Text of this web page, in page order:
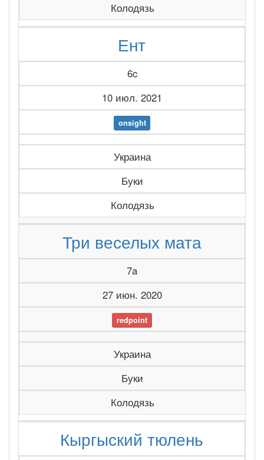
Колодязь
Ент
6c
10 июл. 2021
onsight
Украина
Буки
Колодязь
Три веселых мата
7a
27 июн. 2020
redpoint
Украина
Буки
Колодязь
Кыргыский тюлень